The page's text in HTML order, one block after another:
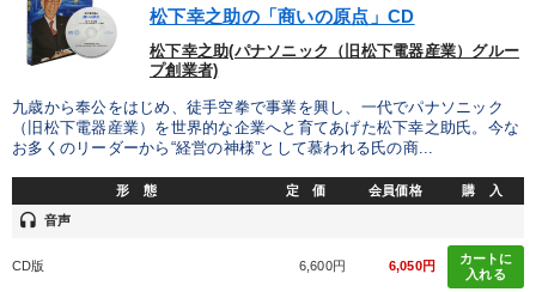
松下幸之助の「商いの原点」CD
松下幸之助(パナソニック（旧松下電器産業）グルー
プ創業者)
九歳から奉公をはじめ、徒手空拳で事業を興し、一代でパナソニック
（旧松下電器産業）を世界的な企業へと育てあげた松下幸之助氏。今な
お多くのリーダーから“経営の神様”として慕われる氏の商...
形 態 定 価 会員価格 購 入
headset 音声
CD版 6,600円 6,050円
カートに
入れる